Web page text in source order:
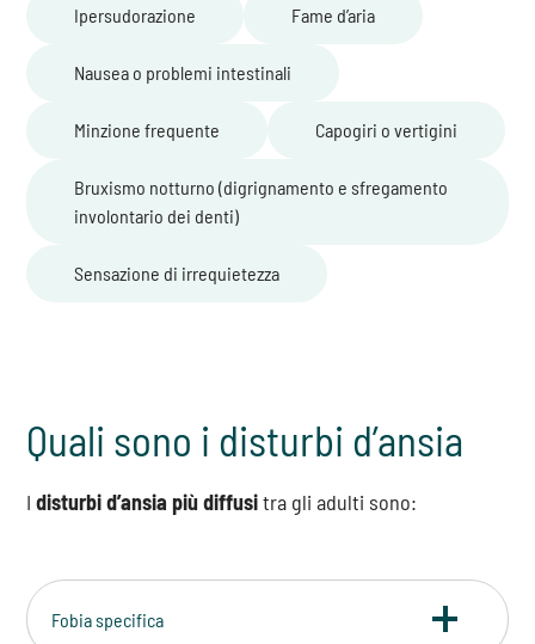
Ipersudorazione Fame d’aria
Nausea o problemi intestinali
Minzione frequente Capogiri o vertigini
Bruxismo notturno (digrignamento e sfregamento
involontario dei denti)
Sensazione di irrequietezza
Quali sono i disturbi d’ansia
Idisturbi d’ansia più diffusitra gli adulti sono:
Fobia specifica